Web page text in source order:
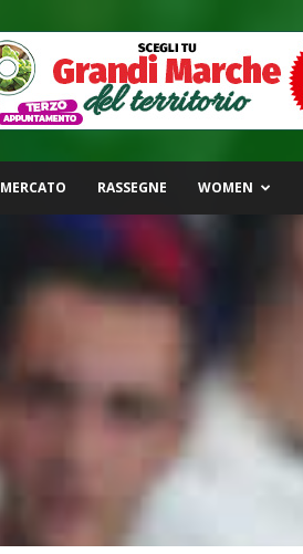
MERCATO RASSEGNE WOMEN